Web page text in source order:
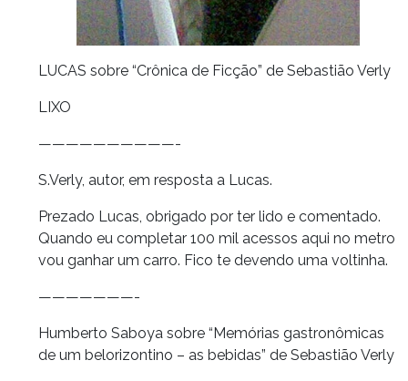
LUCAS sobre “Crônica de Ficção” de Sebastião Verly
LIXO
——————————-
S.Verly, autor, em resposta a Lucas.
Prezado Lucas, obrigado por ter lido e comentado.
Quando eu completar 100 mil acessos aqui no metro
vou ganhar um carro. Fico te devendo uma voltinha.
———————-
Humberto Saboya sobre “Memórias gastronômicas
de um belorizontino – as bebidas” de Sebastião Verly